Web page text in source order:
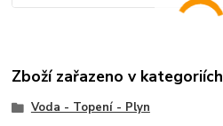
Zboží zařazeno v kategoriích
Voda - Topení - Plyn